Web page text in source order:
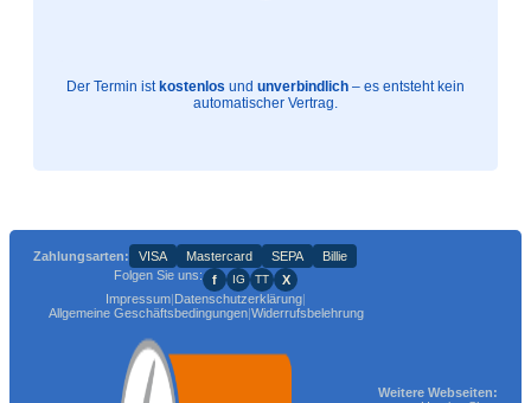
Der Termin istkostenlos und unverbindlich – es entsteht kein
automatischer Vertrag.
Zahlungsarten: VISA Mastercard SEPA
Billie
Folgen Sie uns:
f IG TT
X
Impressum|Datenschutzerklärung|
Allgemeine Geschäftsbedingungen|Widerrufsbelehrung
Weitere Webseiten: